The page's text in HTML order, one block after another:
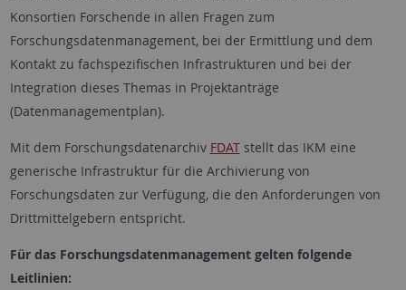
Konsortien Forschende in allen Fragen zum
Forschungsdatenmanagement, bei der Ermittlung und dem
Kontakt zu fachspezifischen Infrastrukturen und bei der
Integration dieses Themas in Projektanträge
(Datenmanagementplan).
Mit dem Forschungsdatenarchiv FDATstellt das IKM eine
generische Infrastruktur für die Archivierung von
Forschungsdaten zur Verfügung, die den Anforderungen von
Drittmittelgebern entspricht.
Für das Forschungsdatenmanagement gelten folgende
Leitlinien: